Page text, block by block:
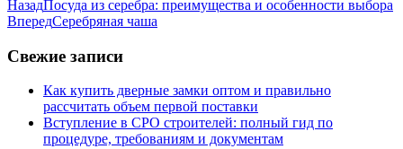
НазадПосуда из серебра: преимущества и особенности выбора
ВпередСеребряная чаша
Свежие записи
Как купить дверные замки оптом и правильно
рассчитать объем первой поставки
Вступление в СРО строителей: полный гид по
процедуре, требованиям и документам